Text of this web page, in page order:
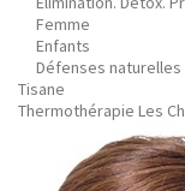
Femme
Enfants
Défenses naturelles
Tisane
Thermothérapie Les